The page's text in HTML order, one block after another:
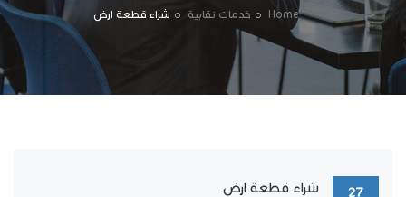
Home خدمات نقابية شراء قطعة ارض
27 شراء قطعة ارض